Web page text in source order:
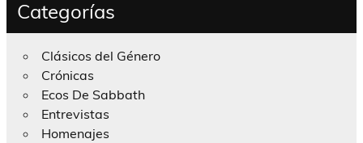
Categorías
Clásicos del Género
Crónicas
Ecos De Sabbath
Entrevistas
Homenajes